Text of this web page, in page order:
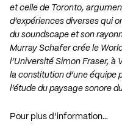
et celle de Toronto,
d’expériences diverses qui
du soundscape et son
Murray Schafer crée le
l’Université Simon Fraser, à
la constitution d’une équipe
l’étude du paysage sonore
Pour plus d’information…